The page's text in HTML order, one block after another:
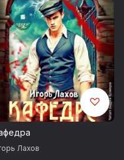
Лахов